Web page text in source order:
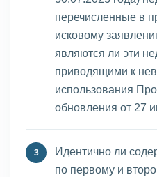
перечисленные в
исковому
являются ли эти
приводящими к
использования
обновления от 27
Идентично ли
по первому и